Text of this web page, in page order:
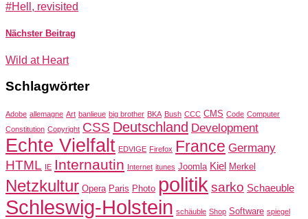
#Hell, revisited
Nächster Beitrag
Wild at Heart
Schlagwörter
Adobe allemagne Art banlieue big brother BKA Bush CCC CMS Code Computer
Constitution Copyright CSS Deutschland Development
Echte Vielfalt EDVIGE Firefox France Germany
HTML IE Internautin Internet itunes Joomla Kiel Merkel
Netzkultur Opera Paris Photo politik sarko Schaeuble
Schleswig-Holstein schäuble Shop Software spiegel